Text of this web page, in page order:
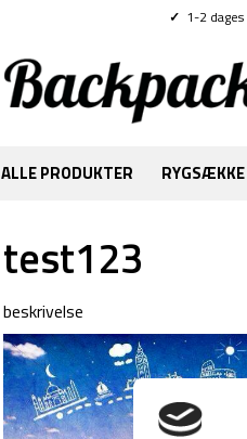
✓ 1-2
ALLE PRODUKTER RYGSÆKKE
test123
beskrivelse